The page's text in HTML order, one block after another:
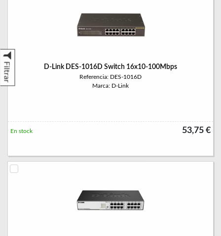
Filtrar D-Link DES-1016D Switch 16x10-100Mbps
Referencia: DES-1016D
Marca: D-Link
53,75 €
En stock